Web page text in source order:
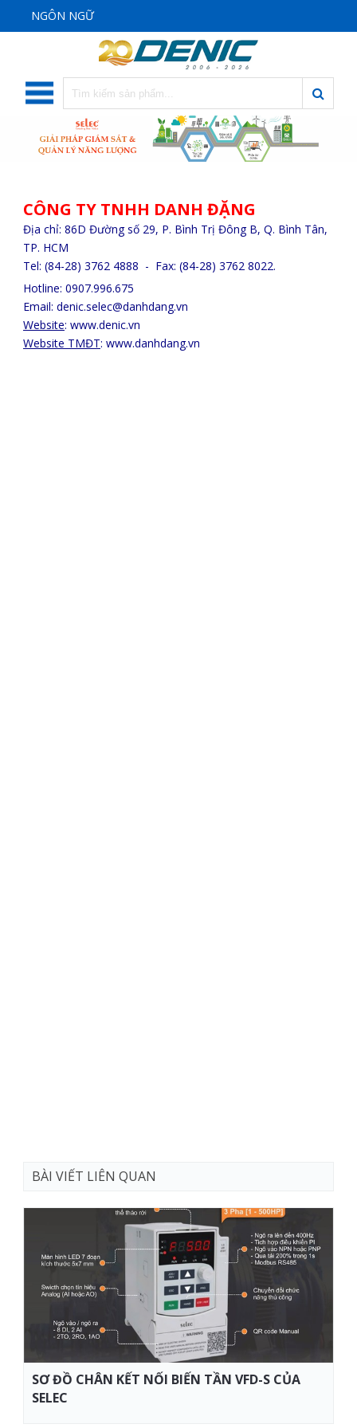
NGÔN NGỮ
CÔNG TY TNHH DANH ĐẶNG
Địa chỉ: 86D Đường số 29, P. Bình Trị Đông B, Q. Bình Tân,
TP. HCM
Tel: (84-28) 3762 4888 - Fax: (84-28) 3762 8022.
Hotline: 0907.996.675
Email: denic.selec@danhdang.vn
Website: www.denic.vn
Website TMĐT: www.danhdang.vn
BÀI VIẾT LIÊN QUAN
SƠ ĐỒ CHÂN KẾT NỐI BIẾN TẦN VFD-S CỦA
SELEC